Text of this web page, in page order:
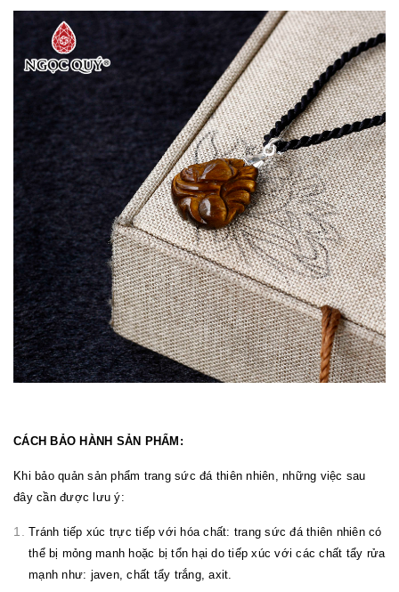
CÁCH BẢO HÀNH SẢN PHẨM:
Khi bảo quản sản phẩm trang sức đá thiên nhiên, những việc sau
đây cần được lưu ý:
Tránh tiếp xúc trực tiếp với hóa chất: trang sức đá thiên nhiên có
thể bị mỏng manh hoặc bị tổn hại do tiếp xúc với các chất tẩy rửa
mạnh như: javen, chất tẩy trắng, axit.